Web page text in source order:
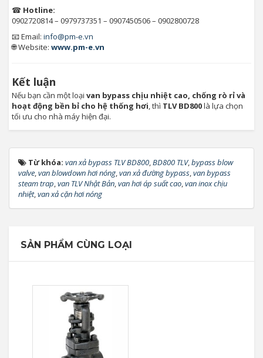
☎ Hotline:
0902720814 – 0979737351 – 0907450506 – 0902800728
📧 Email: info@pm-e.vn
🌐 Website: www.pm-e.vn
Kết luận
Nếu bạn cần một loại van bypass chịu nhiệt cao, chống rò rỉ và
hoạt động bền bỉ cho hệ thống hơi, thì TLV BD800là lựa chọn
tối ưu cho nhà máy hiện đại.
Từ khóa: van xả bypass TLV BD800,BD800 TLV,bypass blow
valve,van blowdown hơi nóng,van xả đường bypass,van bypass
steam trap,van TLV Nhật Bản,van hơi áp suất cao,van inox chịu
nhiệt,van xả cặn hơi nóng
SẢN PHẨM CÙNG LOẠI